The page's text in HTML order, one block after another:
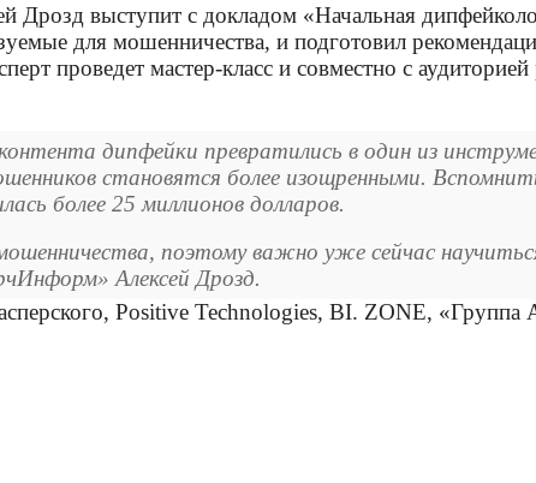
выступит с докладом «Начальная
для мошенничества, и подготовил
проведет мастер-класс и совместно с
дипфейки превратились в один из
становятся более изощренными.
более 25 миллионов долларов.
поэтому важно уже сейчас
Алексей Дрозд.
Positive Technologies, BI. ZONE, «Группа